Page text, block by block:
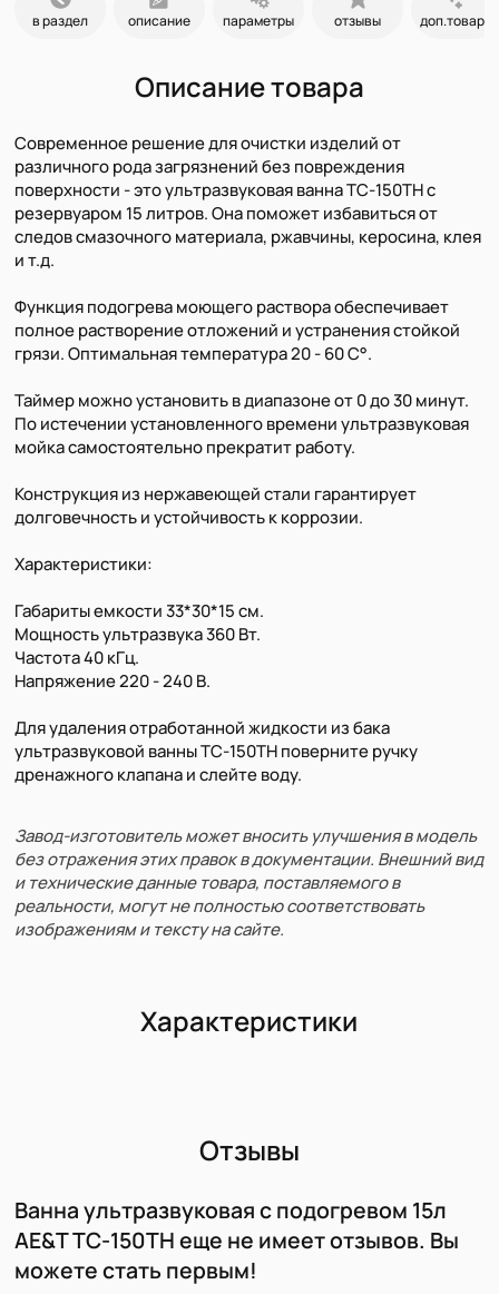
в раздел описание параметры отзывы доп.товары
Описание товара
Современное решение для очистки изделий от
различного рода загрязнений без повреждения
поверхности - это ультразвуковая ванна TC-150TH с
резервуаром 15 литров. Она поможет избавиться от
следов смазочного материала, ржавчины, керосина, клея
и т.д.
Функция подогрева моющего раствора обеспечивает
полное растворение отложений и устранения стойкой
грязи. Оптимальная температура 20 - 60 C°.
Таймер можно установить в диапазоне от 0 до 30 минут.
По истечении установленного времени ультразвуковая
мойка самостоятельно прекратит работу.
Конструкция из нержавеющей стали гарантирует
долговечность и устойчивость к коррозии.
Характеристики:
Габариты емкости 33*30*15 см.
Мощность ультразвука 360 Вт.
Частота 40 кГц.
Напряжение 220 - 240 В.
Для удаления отработанной жидкости из бака
ультразвуковой ванны TC-150TH поверните ручку
дренажного клапана и слейте воду.
Завод-изготовитель может вносить улучшения в модель
без отражения этих правок в документации. Внешний вид
и технические данные товара, поставляемого в
реальности, могут не полностью соответствовать
изображениям и тексту на сайте.
Характеристики
Отзывы
Ванна ультразвуковая с подогревом 15л
AE&T TC-150TH еще не имеет отзывов. Вы
можете стать первым!